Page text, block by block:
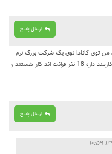
ارسال پاسخ
من توی کانادا توی یک شرکت بزرگ نرم
افزاری کار میکنه. به گفته خودش توی یکی از دفترها که 20 تا کارمند داره 18 نفر فرانت اند کار هستند و
ارسال پاسخ